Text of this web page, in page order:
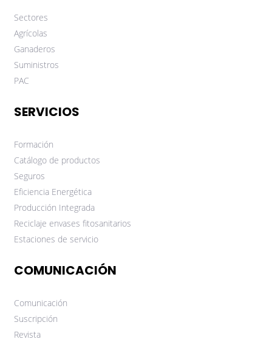
Sectores
Agrícolas
Ganaderos
Suministros
PAC
SERVICIOS
Formación
Catálogo de productos
Seguros
Eficiencia Energética
Producción Integrada
Reciclaje envases fitosanitarios
Estaciones de servicio
COMUNICACIÓN
Comunicación
Suscripción
Revista